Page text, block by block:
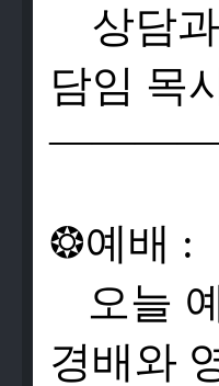
상담과
담임 목
❂예배 :
오늘
경배와